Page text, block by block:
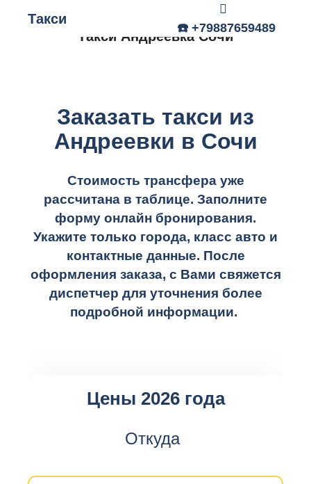
Такси
Главное меню
☎️ +79887659489
Такси Андреевка Сочи
Заказать такси из
Андреевки в Сочи
Стоимость трансфера уже
рассчитана в таблице. Заполните
форму онлайн бронирования.
Укажите только города, класс авто и
контактные данные. После
оформления заказа, с Вами свяжется
диспетчер для уточнения более
подробной информации.
Цены 2026 года
Откуда